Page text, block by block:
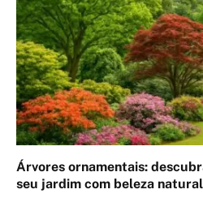
Árvores ornamentais:
seu jardim com beleza natural